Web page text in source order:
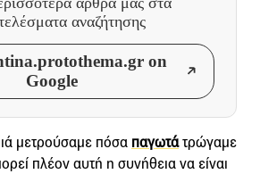
αναζήτησης
on
Google
μετρούσαμε πόσα παγωτάτρώγαμε
πλέον αυτή η συνήθεια να είναι